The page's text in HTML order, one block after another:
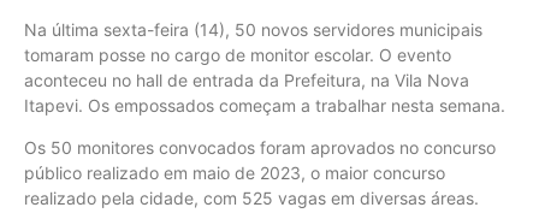
Na última sexta-feira (14), 50 novos servidores municipais
tomaram posse no cargo de monitor escolar. O evento
aconteceu no hall de entrada da Prefeitura, na Vila Nova
Itapevi. Os empossados começam a trabalhar nesta semana.
Os 50 monitores convocados foram aprovados no concurso
público realizado em maio de 2023, o maior concurso
realizado pela cidade, com 525 vagas em diversas áreas.